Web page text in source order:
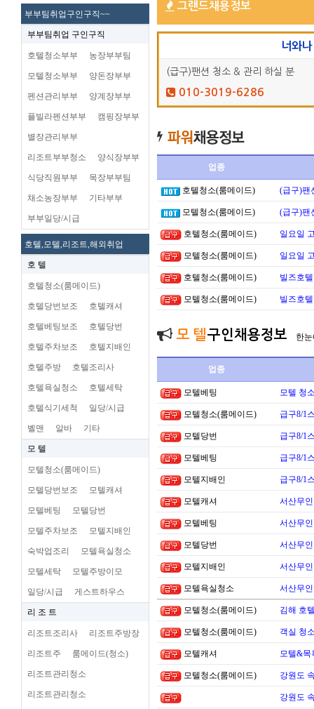
부부팀취업구인구직~~
부부팀취업 구인구직
호텔청소부부 농장부부팀
모텔청소부부 양돈장부부
펜션관리부부 양계장부부
플빌라펜션부부 캠핑장부부
별장관리부부
리조트부부청소 양식장부부
식당직원부부 목장부부팀
채소농장부부 기타부부
부부일당/시급
호텔,모텔,리조트,해외취업
호 텔
호텔청소(룸메이드)
호텔당번보조 호텔캐셔
호텔베팅보조 호텔당번
호텔주차보조 호텔지배인
호텔주방 호텔조리사
호텔욕실청소 호텔세탁
호텔식기세척 일당/시급
벨맨 알바 기타
모 텔
모텔청소(룸메이드)
모텔당번보조 모텔캐셔
모텔베팅 모텔당번
모텔주차보조 모텔지배인
숙박업조리 모텔욕실청소
모텔세탁 모텔주방이모
일당/시급 게스트하우스
리 조 트
리조트조리사 리조트주방장
리조트주 룸메이드(청소)
리조트관리청소
리조트관리청소
그랜드채용정보
너와나
(급구)팬션 청소 & 관리 하실 분
010-3019-6286
업종
호텔청소(룸메이드) (급구)팬
모텔청소(룸메이드) (급구)팬
호텔청소(룸메이드) 일요일
모텔청소(룸메이드) 일요일
호텔청소(룸메이드) 빌즈호
모텔청소(룸메이드) 빌즈호
모 텔구인채용정보 한
업종
모텔베팅 모텔 청
모텔청소(룸메이드) 급구8/1
모텔당번 급구8/1
모텔베팅 급구8/1
모텔지배인 급구8/1
모텔캐셔 서산무
모텔베팅 서산무
모텔당번 서산무
모텔지배인 서산무
모텔욕실청소 서산무
모텔청소(룸메이드) 김해 호
모텔청소(룸메이드) 객실 청
모텔캐셔 모텔&목
모텔청소(룸메이드) 강원도
강원도